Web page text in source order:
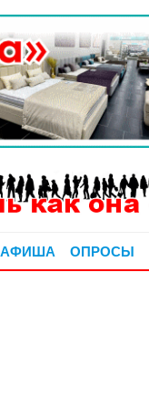
АФИША ОПРОСЫ